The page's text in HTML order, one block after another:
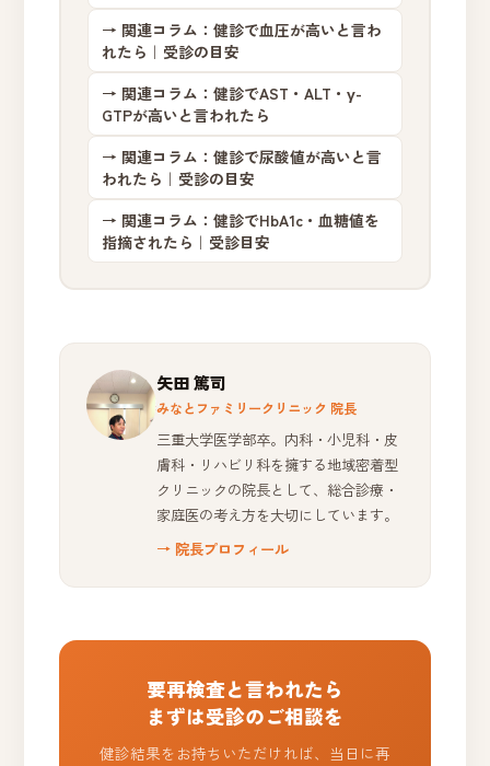
→ 関連コラム：健診で血圧が高いと言わ
れたら｜受診の目安
→ 関連コラム：健診でAST・ALT・γ-
GTPが高いと言われたら
→ 関連コラム：健診で尿酸値が高いと言
われたら｜受診の目安
→ 関連コラム：健診でHbA1c・血糖値を
指摘されたら｜受診目安
矢田 篤司
みなとファミリークリニック 院長
三重大学医学部卒。内科・小児科・皮
膚科・リハビリ科を擁する地域密着型
クリニックの院長として、総合診療・
家庭医の考え方を大切にしています。
→ 院長プロフィール
要再検査と言われたら
まずは受診のご相談を
健診結果をお持ちいただければ、当日に再